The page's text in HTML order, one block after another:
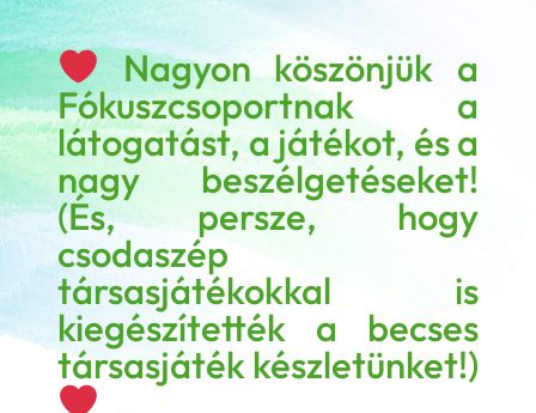
Nagyon köszönjük a
Fókuszcsoportnak a
látogatást, a játékot, és a
nagy beszélgetéseket!
(És, persze, hogy
csodaszép
társasjátékokkal is
kiegészítették a becses
társasjáték készletünket!)